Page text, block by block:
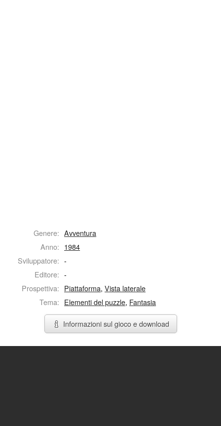
Genere: Avventura
Anno: 1984
Sviluppatore: -
Editore: -
Prospettiva: Piattaforma,Vista laterale
Tema: Elementi del puzzle, Fantasia
Informazioni sul gioco e download